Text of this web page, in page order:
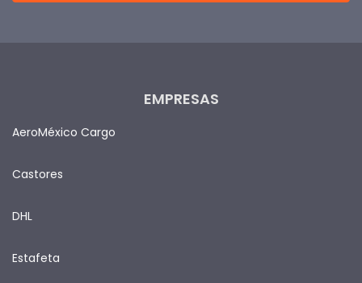
EMPRESAS
AeroMéxico Cargo
Castores
DHL
Estafeta